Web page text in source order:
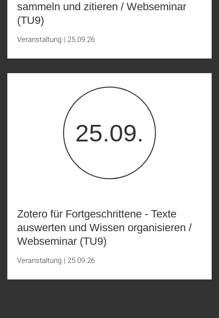
sammeln und zitieren / Webseminar
(TU9)
Veranstaltung | 25.09.26
25.09.
Zotero für Fortgeschrittene - Texte
auswerten und Wissen organisieren /
Webseminar (TU9)
Veranstaltung | 25.09.26